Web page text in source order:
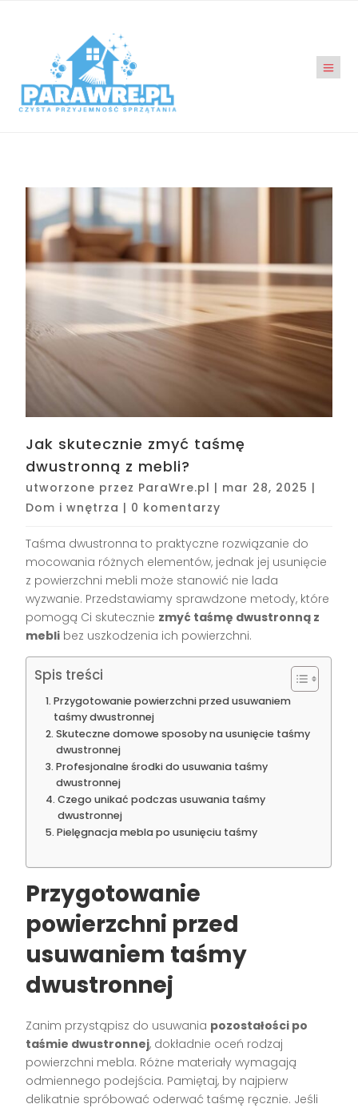
Jak skutecznie zmyć taśmę
dwustronną z mebli?
utworzone przez ParaWre.pl | mar 28, 2025 |
Dom i wnętrza | 0 komentarzy
Taśma dwustronna to praktyczne rozwiązanie do
mocowania różnych elementów, jednak jej usunięcie
z powierzchni mebli może stanowić nie lada
wyzwanie. Przedstawiamy sprawdzone metody, które
pomogą Ci skutecznie zmyć taśmę dwustronną z
mebli bez uszkodzenia ich powierzchni.
Spis treści
Przygotowanie powierzchni przed usuwaniem
taśmy dwustronnej
Skuteczne domowe sposoby na usunięcie taśmy
dwustronnej
Profesjonalne środki do usuwania taśmy
dwustronnej
Czego unikać podczas usuwania taśmy
dwustronnej
Pielęgnacja mebla po usunięciu taśmy
Przygotowanie
powierzchni przed
usuwaniem taśmy
dwustronnej
Zanim przystąpisz do usuwania pozostałości po
taśmie dwustronnej, dokładnie oceń rodzaj
powierzchni mebla. Różne materiały wymagają
odmiennego podejścia. Pamiętaj, by najpierw
delikatnie spróbować oderwać taśmę ręcznie. Jeśli